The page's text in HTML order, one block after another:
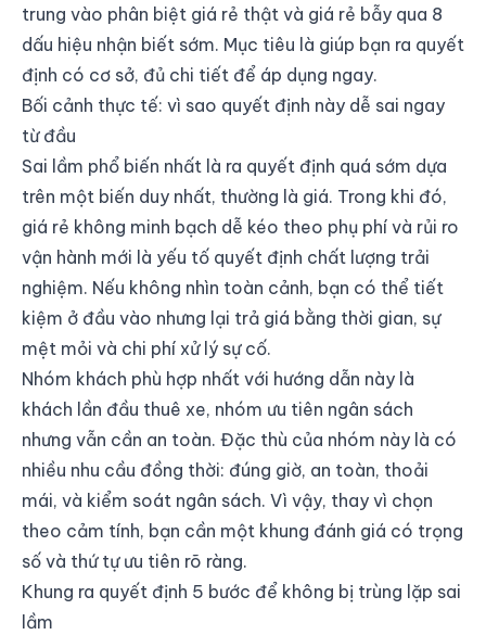
trung vào phân biệt giá rẻ thật và giá rẻ bẫy qua 8
dấu hiệu nhận biết sớm. Mục tiêu là giúp bạn ra quyết
định có cơ sở, đủ chi tiết để áp dụng ngay.
Bối cảnh thực tế: vì sao quyết định này dễ sai ngay
từ đầu
Sai lầm phổ biến nhất là ra quyết định quá sớm dựa
trên một biến duy nhất, thường là giá. Trong khi đó,
giá rẻ không minh bạch dễ kéo theo phụ phí và rủi ro
vận hành mới là yếu tố quyết định chất lượng trải
nghiệm. Nếu không nhìn toàn cảnh, bạn có thể tiết
kiệm ở đầu vào nhưng lại trả giá bằng thời gian, sự
mệt mỏi và chi phí xử lý sự cố.
Nhóm khách phù hợp nhất với hướng dẫn này là
khách lần đầu thuê xe, nhóm ưu tiên ngân sách
nhưng vẫn cần an toàn. Đặc thù của nhóm này là có
nhiều nhu cầu đồng thời: đúng giờ, an toàn, thoải
mái, và kiểm soát ngân sách. Vì vậy, thay vì chọn
theo cảm tính, bạn cần một khung đánh giá có trọng
số và thứ tự ưu tiên rõ ràng.
Khung ra quyết định 5 bước để không bị trùng lặp sai
lầm